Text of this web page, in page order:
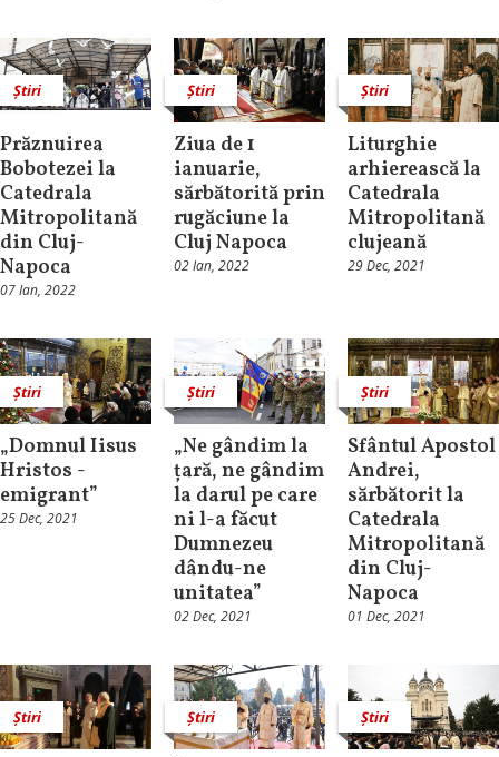
Știri
Prăznuirea
Bobotezei la
Catedrala
Mitropolitană
din Cluj-
Napoca
07 Ian, 2022
Știri
Ziua de 1
ianuarie,
sărbătorită prin
rugăciune la
Cluj Napoca
02 Ian, 2022
Știri
Liturghie
arhierească la
Catedrala
Mitropolitană
clujeană
29 Dec, 2021
Știri
„Domnul Iisus
Hristos -
emigrant”
25 Dec, 2021
Știri
„Ne gândim la
țară, ne gândim
la darul pe care
ni l-a făcut
Dumnezeu
dându-ne
unitatea”
02 Dec, 2021
Știri
Sfântul Apostol
Andrei,
sărbătorit la
Catedrala
Mitropolitană
din Cluj-
Napoca
01 Dec, 2021
Știri Știri Știri